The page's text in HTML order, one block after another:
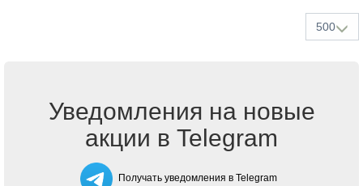
500
Уведомления на новые
акции в Telegram
Получать уведомления в Telegram